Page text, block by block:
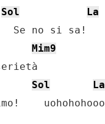
Sol
La
Se no si sa!
Mim9
Sol
La
uohohohooo